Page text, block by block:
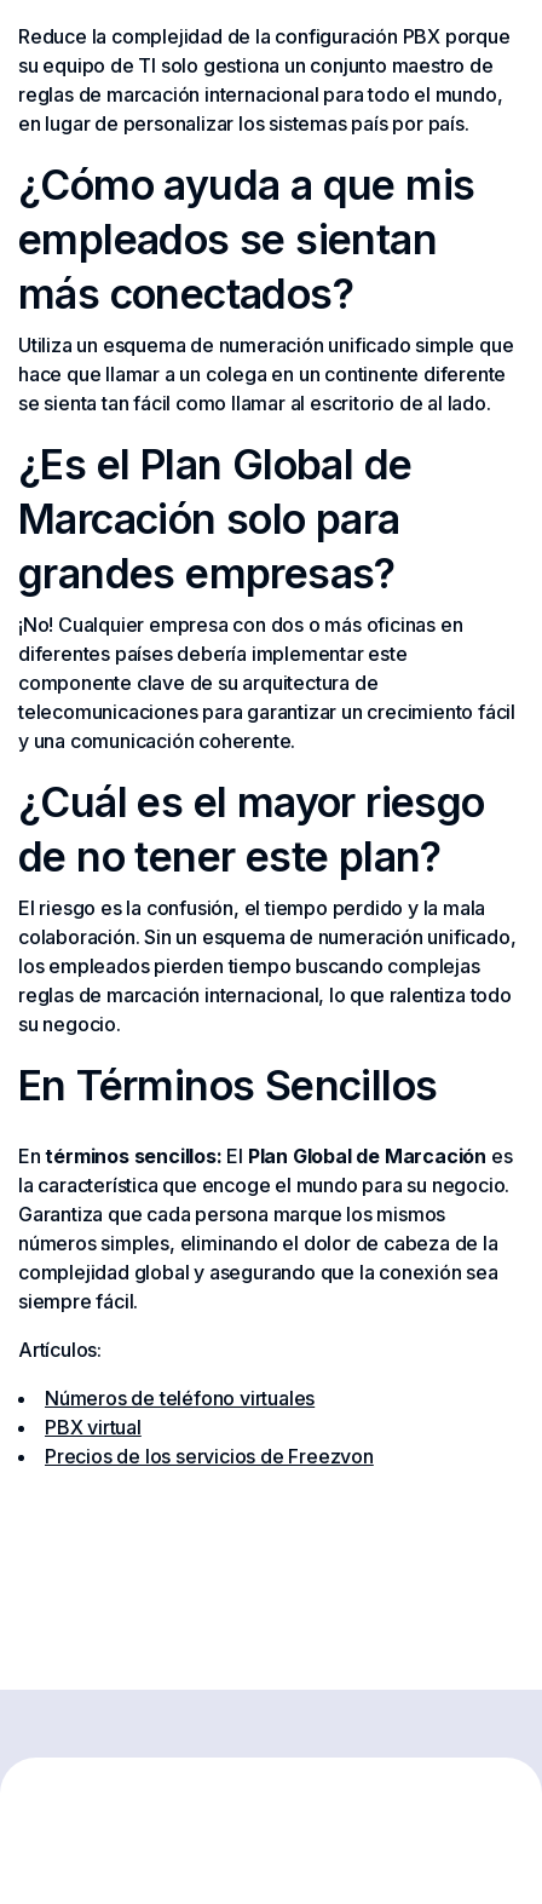
Reduce la complejidad de la configuración PBX porque
su equipo de TI solo gestiona un conjunto maestro de
reglas de marcación internacional para todo el mundo,
en lugar de personalizar los sistemas país por país.
¿Cómo ayuda a que mis
empleados se sientan
más conectados?
Utiliza un esquema de numeración unificado simple que
hace que llamar a un colega en un continente diferente
se sienta tan fácil como llamar al escritorio de al lado.
¿Es el Plan Global de
Marcación solo para
grandes empresas?
¡No! Cualquier empresa con dos o más oficinas en
diferentes países debería implementar este
componente clave de su arquitectura de
telecomunicaciones para garantizar un crecimiento fácil
y una comunicación coherente.
¿Cuál es el mayor riesgo
de no tener este plan?
El riesgo es la confusión, el tiempo perdido y la mala
colaboración. Sin un esquema de numeración unificado,
los empleados pierden tiempo buscando complejas
reglas de marcación internacional, lo que ralentiza todo
su negocio.
En Términos Sencillos
Entérminos sencillos: El Plan Global de Marcación es
la característica que encoge el mundo para su negocio.
Garantiza que cada persona marque los mismos
números simples, eliminando el dolor de cabeza de la
complejidad global y asegurando que la conexión sea
siempre fácil.
Artículos:
Números de teléfono virtuales
PBX virtual
Precios de los servicios de Freezvon